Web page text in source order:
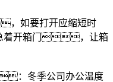
如要打开应缩短时
着开箱门，让箱
冬季公司办公温度